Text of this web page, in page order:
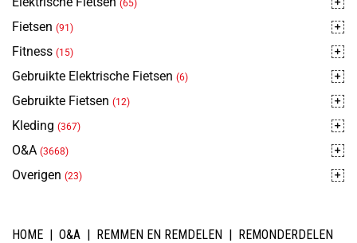
(65)
Fietsen (91)
Fitness (15)
Gebruikte Elektrische Fietsen (6)
Gebruikte Fietsen (12)
Kleding (367)
O&A (3668)
Overigen (23)
HOME | O&A | REMMEN EN REMDELEN | REMONDERDELEN